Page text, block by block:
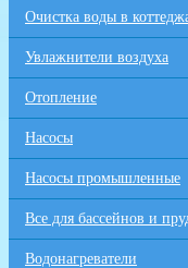
Очистка воды в
Увлажнители воздуха
Отопление
Насосы
Насосы промышленные
Все для бaссейнов и
Водонагреватели